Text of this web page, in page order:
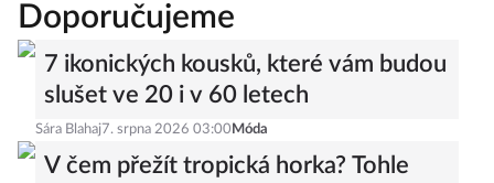
Doporučujeme
7 ikonických kousků, které vám budou
slušet ve 20 i v 60 letech
Sára Blahaj7. srpna 2026 03:00 Móda
V čem přežít tropická horka? Tohle